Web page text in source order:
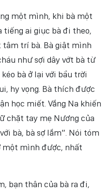
một mình, khi bà một
tiếng ai giục bà đi theo,
trí bà. Bà giật mình
như sợi dây vớt bà từ
bà ở lại với bầu trời
hy vọng. Bà thích được
học miết. Vắng Na khiến
chặt tay mẹ Nương của
bà, bà sợ lắm”. Nói tóm
một mình được, nhất
bạn thân của bà ra đi,